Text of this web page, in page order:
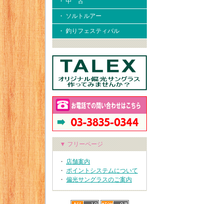
・ ソルトルアー
・ 釣りフェスティバル
▼ フリーページ
・ 店舗案内
・ ポイントシステムについて
・ 偏光サングラスのご案内